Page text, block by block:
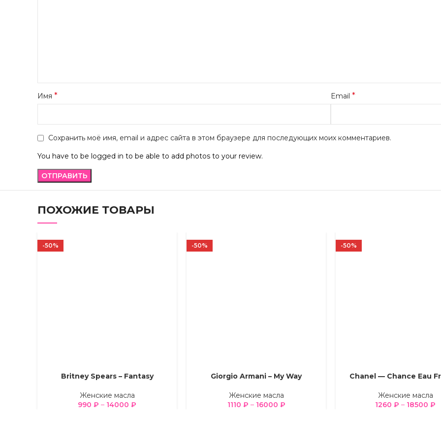
Имя * Email *
Сохранить моё имя, email и адрес сайта в этом браузере для последующих моих комментариев.
You have to be logged in to be able to add photos to your review.
ПОХОЖИЕ ТОВАРЫ
-50%
ВЫБЕРИТЕ ПАРАМЕТРЫ
Britney Spears – Fantasy
Женские масла
990 ₽ – 14000 ₽
-50%
ВЫБЕРИТЕ ПАРАМЕТРЫ
Giorgio Armani – My Way
Женские масла
1110 ₽ – 16000 ₽
-50%
ВЫБЕРИТЕ ПАРАМЕТРЫ
Chanel — Chance Eau
Женские масла
1260 ₽ – 18500 ₽